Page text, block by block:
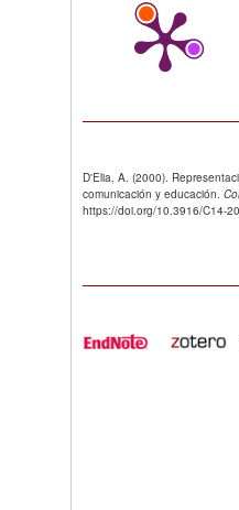
D'Elia, A. (2000).
comunicación y educación.
https://doi.org/10.3916/C14-